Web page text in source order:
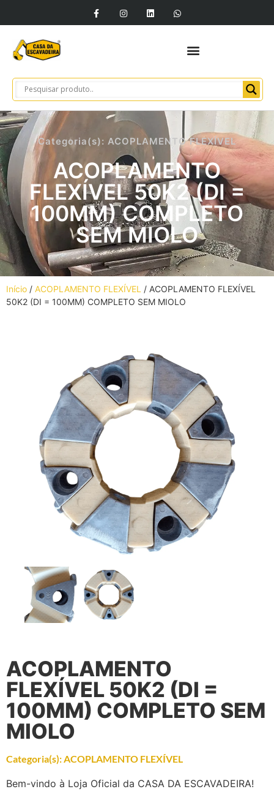
Categoria(s): ACOPLAMENTO FLEXÍVEL
ACOPLAMENTO
FLEXÍVEL 50K2 (DI =
100MM) COMPLETO
SEM MIOLO
Início / ACOPLAMENTO FLEXÍVEL / ACOPLAMENTO FLEXÍVEL
50K2 (DI = 100MM) COMPLETO SEM MIOLO
ACOPLAMENTO
FLEXÍVEL 50K2 (DI =
100MM) COMPLETO SEM
MIOLO
Categoria(s):ACOPLAMENTO FLEXÍVEL
Bem-vindo à Loja Oficial da CASA DA ESCAVADEIRA!